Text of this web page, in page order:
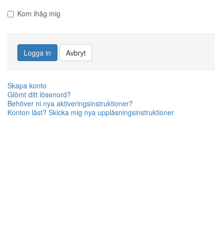
Kom ihåg mig
Logga in Avbryt
Skapa konto
Glömt ditt lösenord?
Behöver ni nya aktiveringsinstruktioner?
Konton låst? Skicka mig nya upplåsningsinstruktioner